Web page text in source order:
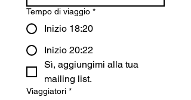
Tempo di viaggio *
Inizio 18:20
Inizio 20:22
Sì, aggiungimi alla tua
mailing list.
Viaggiatori *